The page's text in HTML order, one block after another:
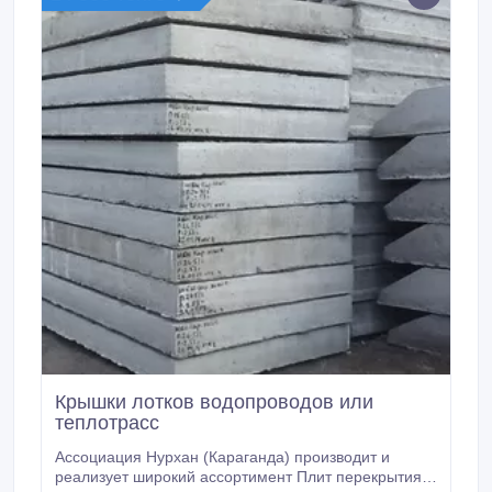
Крышки лотков водопроводов или
теплотрасс
Ассоциация Нурхан (Караганда) производит и
реализует широкий ассортимент Плит перекрытия